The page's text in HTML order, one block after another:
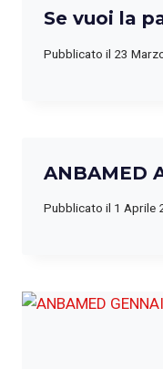
Se vuoi la
Pubblicato il 23
ANBAMED
Pubblicato il 1 Aprile